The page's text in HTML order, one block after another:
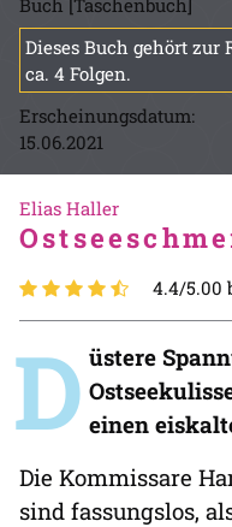
Dieses Buch gehört zur
ca. 4 Folgen.
Erscheinungsdatum:
15.06.2021
Elias Haller
4.4/5.00
D üstere
einen
Die Kommissare
sind fassungslos,